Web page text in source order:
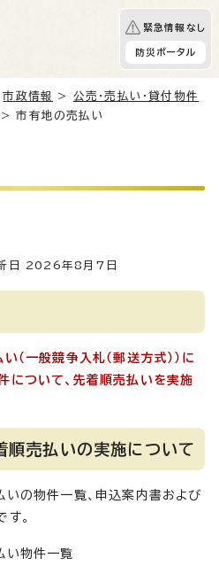
緊急情報なし
防災ポータル
市政情報 > 公売・売払い・貸付物件
> 市有地の売払い
2026年8月7日
一般競争入札（郵送方式））に
について、先着順売払いを実施
売払いの実施について
の物件一覧、申込案内書および
。
い物件一覧